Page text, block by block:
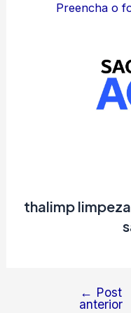
Preencha o
thalimp
Navegação
← Post
anterior